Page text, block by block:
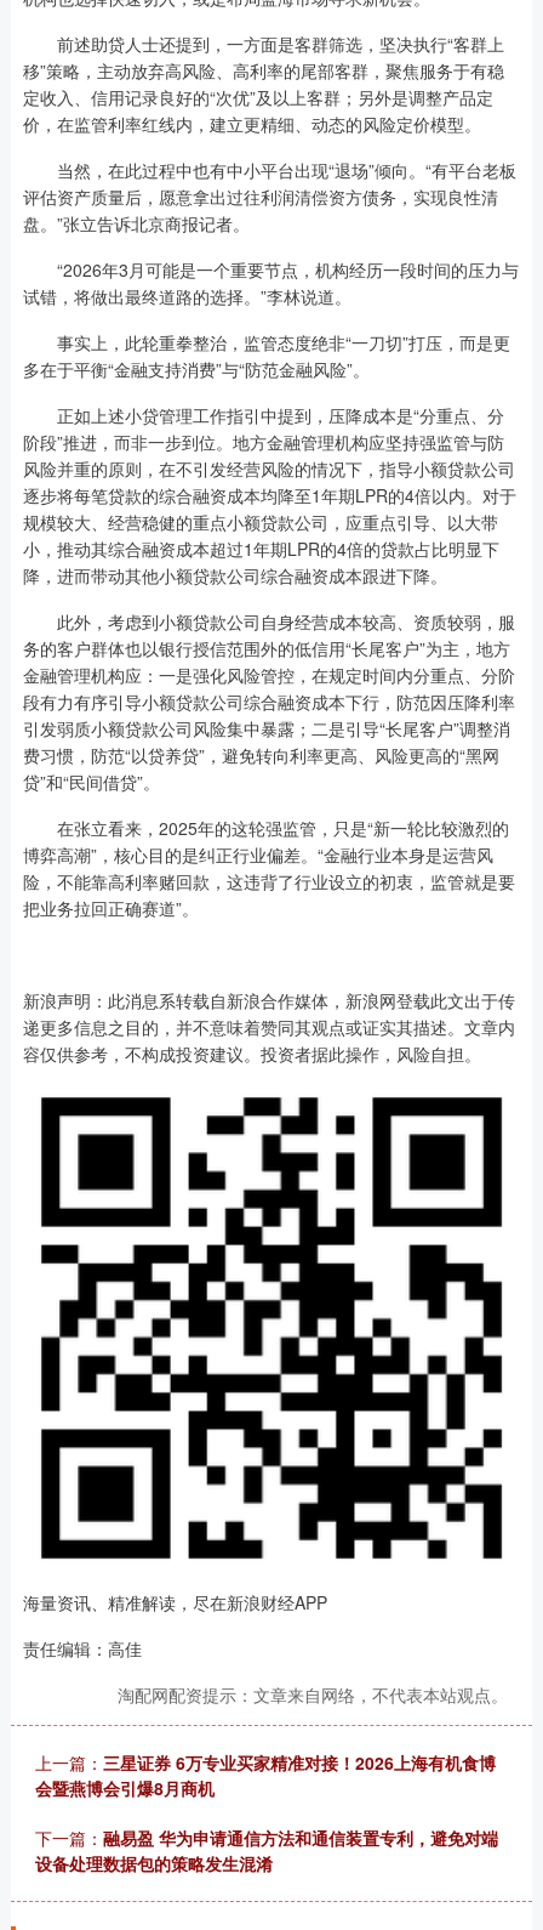
前述助贷人士还提到，一方面是客群筛选，坚决执行“客群上
移”策略，主动放弃高风险、高利率的尾部客群，聚焦服务于有稳
定收入、信用记录良好的“次优”及以上客群；另外是调整产品定
价，在监管利率红线内，建立更精细、动态的风险定价模型。
当然，在此过程中也有中小平台出现“退场”倾向。“有平台老板
评估资产质量后，愿意拿出过往利润清偿资方债务，实现良性清
盘。”张立告诉北京商报记者。
“2026年3月可能是一个重要节点，机构经历一段时间的压力与
试错，将做出最终道路的选择。”李林说道。
事实上，此轮重拳整治，监管态度绝非“一刀切”打压，而是更
多在于平衡“金融支持消费”与“防范金融风险”。
正如上述小贷管理工作指引中提到，压降成本是“分重点、分
阶段”推进，而非一步到位。地方金融管理机构应坚持强监管与防
风险并重的原则，在不引发经营风险的情况下，指导小额贷款公司
逐步将每笔贷款的综合融资成本均降至1年期LPR的4倍以内。对于
规模较大、经营稳健的重点小额贷款公司，应重点引导、以大带
小，推动其综合融资成本超过1年期LPR的4倍的贷款占比明显下
降，进而带动其他小额贷款公司综合融资成本跟进下降。
此外，考虑到小额贷款公司自身经营成本较高、资质较弱，服
务的客户群体也以银行授信范围外的低信用“长尾客户”为主，地方
金融管理机构应：一是强化风险管控，在规定时间内分重点、分阶
段有力有序引导小额贷款公司综合融资成本下行，防范因压降利率
引发弱质小额贷款公司风险集中暴露；二是引导“长尾客户”调整消
费习惯，防范“以贷养贷”，避免转向利率更高、风险更高的“黑网
贷”和“民间借贷”。
在张立看来，2025年的这轮强监管，只是“新一轮比较激烈的
博弈高潮”，核心目的是纠正行业偏差。“金融行业本身是运营风
险，不能靠高利率赌回款，这违背了行业设立的初衷，监管就是要
把业务拉回正确赛道”。
新浪声明：此消息系转载自新浪合作媒体，新浪网登载此文出于传
递更多信息之目的，并不意味着赞同其观点或证实其描述。文章内
容仅供参考，不构成投资建议。投资者据此操作，风险自担。
海量资讯、精准解读，尽在新浪财经APP
责任编辑：高佳
淘配网配资提示：文章来自网络，不代表本站观点。
上一篇： 三星证券 6万专业买家精准对接！2026上海有机食博
会暨燕博会引爆8月商机
下一篇： 融易盈 华为申请通信方法和通信装置专利，避免对端
设备处理数据包的策略发生混淆